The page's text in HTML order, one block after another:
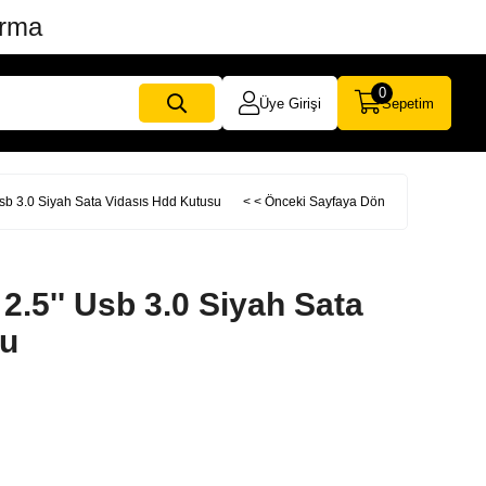
Üye Girişi Sepetim
0
3.0 Siyah Sata Vidasıs Hdd Kutusu < < Önceki Sayfaya Dön
Usb 3.0 Siyah Sata